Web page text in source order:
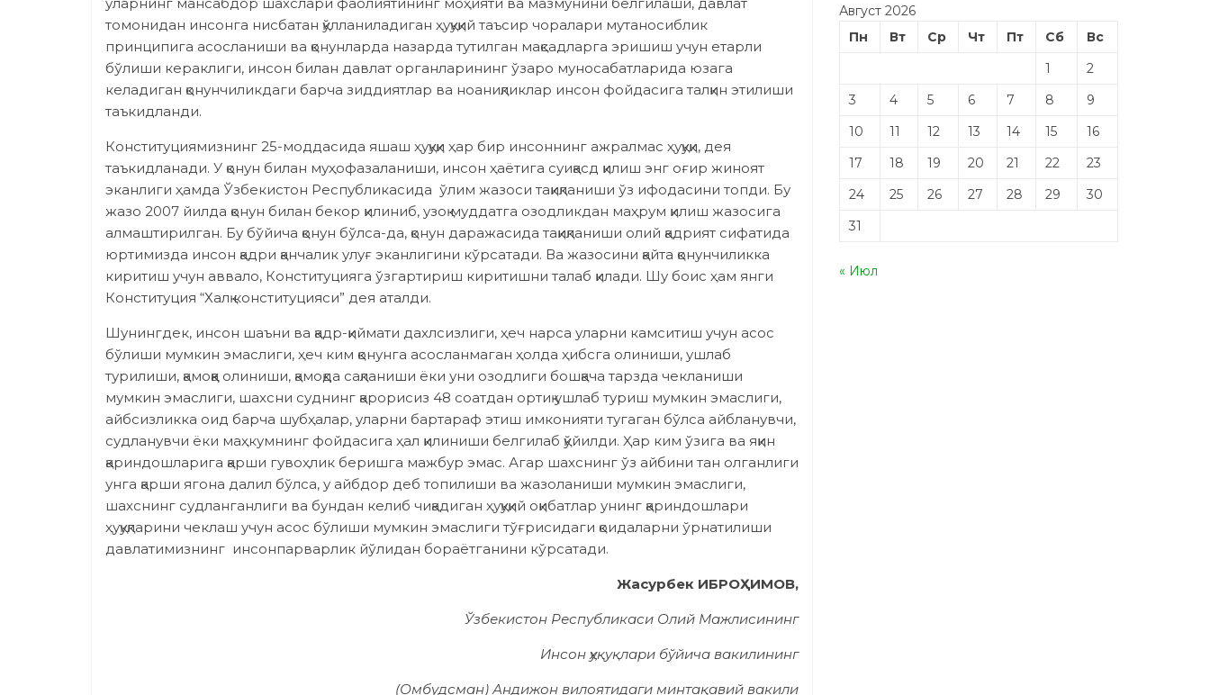
томонидан инсонга нисбатан қўлланиладиган ҳуқуқий таъсир чоралари мутаносиблик
принципига асосланиши ва қонунларда назарда тутилган мақсадларга эришиш учун етарли
бўлиши кераклиги, инсон билан давлат органларининг ўзаро муносабатларида юзага
келадиган қонунчиликдаги барча зиддиятлар ва ноаниқликлар инсон фойдасига талқин этилиши
таъкидланди.
Конституциямизнинг 25-моддасида яшаш ҳуқуқи ҳар бир инсоннинг ажралмас ҳуқуқи, дея
таъкидланади. У қонун билан муҳофазаланиши, инсон ҳаётига суиқасд қилиш энг оғир жиноят
эканлиги ҳамда Ўзбекистон Республикасида ўлим жазоси тақиқланиши ўз ифодасини топди. Бу
жазо 2007 йилда қонун билан бекор қилиниб, узоқ муддатга озодликдан маҳрум қилиш жазосига
алмаштирилган. Бу бўйича қонун бўлса-да, қонун даражасида тақиқланиши олий қадрият сифатида
юртимизда инсон қадри қанчалик улуғ эканлигини кўрсатади. Ва жазосини қайта қонунчиликка
киритиш учун аввало, Конституцияга ўзгартириш киритишни талаб қилади. Шу боис ҳам янги
Конституция “Халқ конституцияси” дея аталди.
Шунингдек, инсон шаъни ва қадр-қиймати дахлсизлиги, ҳеч нарса уларни камситиш учун асос
бўлиши мумкин эмаслиги, ҳеч ким қонунга асосланмаган ҳолда ҳибсга олиниши, ушлаб
турилиши, қамоққа олиниши, қамоқда сақланиши ёки уни озодлиги бошқача тарзда чекланиши
мумкин эмаслиги, шахсни суднинг қарорисиз 48 соатдан ортиқ ушлаб туриш мумкин эмаслиги,
айбсизликка оид барча шубҳалар, уларни бартараф этиш имконияти тугаган бўлса айбланувчи,
судланувчи ёки маҳкумнинг фойдасига ҳал қилиниши белгилаб қўйилди. Ҳар ким ўзига ва яқин
қариндошларига қарши гувоҳлик беришга мажбур эмас. Агар шахснинг ўз айбини тан олганлиги
унга қарши ягона далил бўлса, у айбдор деб топилиши ва жазоланиши мумкин эмаслиги,
шахснинг судланганлиги ва бундан келиб чиқадиган ҳуқуқий оқибатлар унинг қариндошлари
ҳуқуқларини чеклаш учун асос бўлиши мумкин эмаслиги тўғрисидаги қоидаларни ўрнатилиши
давлатимизнинг инсонпарварлик йўлидан бораётганини кўрсатади.
Жасурбек ИБРОҲИМОВ,
Ўзбекистон Республикаси Олий Мажлисининг
Инсон ҳуқуқлари бўйича вакилининг
(Омбудсман) Андижон вилоятидаги минтақавий вакили
Август 2026
Пн
Вт Ср Чт Пт Сб
Вс
1
2
3
4 5 6 7 8
9
10
11 12 13 14 15
16
17
18 19 20 21 22
23
24
25 26 27 28 29
30
31
« Июл